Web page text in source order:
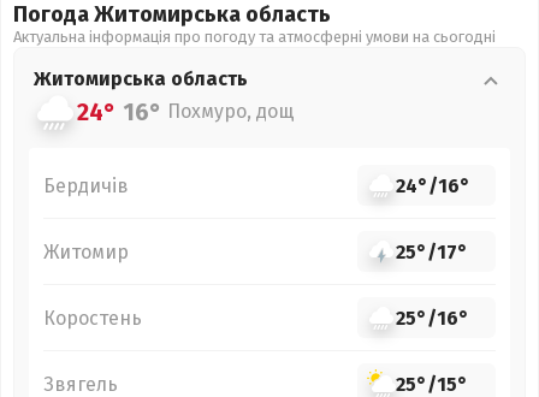
Погода Житомирська область
Актуальна інформація про погоду та атмосферні умови на сьогодні
Житомирська область
24° 16° Похмуро, дощ
Бердичів 24°/16°
Житомир 25°/17°
Коростень 25°/16°
Звягель 25°/15°